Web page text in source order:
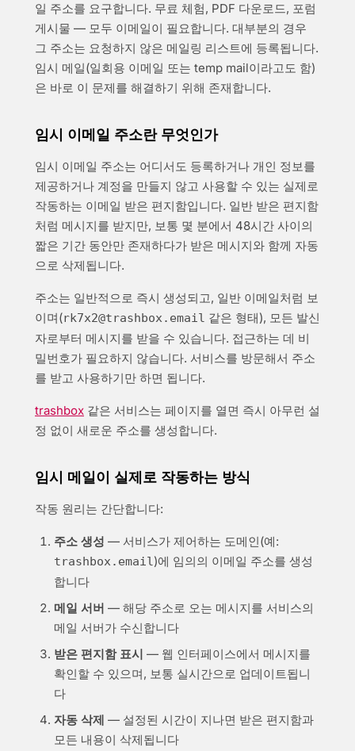
일 주소를 요구합니다. 무료 체험, PDF 다운로드, 포럼
게시물 — 모두 이메일이 필요합니다. 대부분의 경우
그 주소는 요청하지 않은 메일링 리스트에 등록됩니다.
임시 메일(일회용 이메일 또는 temp mail이라고도 함)
은 바로 이 문제를 해결하기 위해 존재합니다.
임시 이메일 주소란 무엇인가
임시 이메일 주소는 어디서도 등록하거나 개인 정보를
제공하거나 계정을 만들지 않고 사용할 수 있는 실제로
작동하는 이메일 받은 편지함입니다. 일반 받은 편지함
처럼 메시지를 받지만, 보통 몇 분에서 48시간 사이의
짧은 기간 동안만 존재하다가 받은 메시지와 함께 자동
으로 삭제됩니다.
주소는 일반적으로 즉시 생성되고, 일반 이메일처럼 보
이며(rk7x2@trashbox​.email 같은 형태), 모든 발신
자로부터 메시지를 받을 수 있습니다. 접근하는 데 비
밀번호가 필요하지 않습니다. 서비스를 방문해서 주소
를 받고 사용하기만 하면 됩니다.
trashbox 같은 서비스는 페이지를 열면 즉시 아무런 설
정 없이 새로운 주소를 생성합니다.
임시 메일이 실제로 작동하는 방식
작동 원리는 간단합니다:
주소 생성 — 서비스가 제어하는 도메인(예:
trashbox.email)에 임의의 이메일 주소를 생성
합니다
메일 서버 — 해당 주소로 오는 메시지를 서비스의
메일 서버가 수신합니다
받은 편지함 표시 — 웹 인터페이스에서 메시지를
확인할 수 있으며, 보통 실시간으로 업데이트됩니
다
자동 삭제 — 설정된 시간이 지나면 받은 편지함과
모든 내용이 삭제됩니다